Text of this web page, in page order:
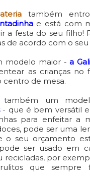
também
e está com
a festa do seu filho!
de acordo com o
modelo maior - a
as crianças no
centro de mesa.
também um
- que é bem versátil
para enfeitar a
pode ser uma
o seu orçamento
ser usado em
recicladas, por
que sempre